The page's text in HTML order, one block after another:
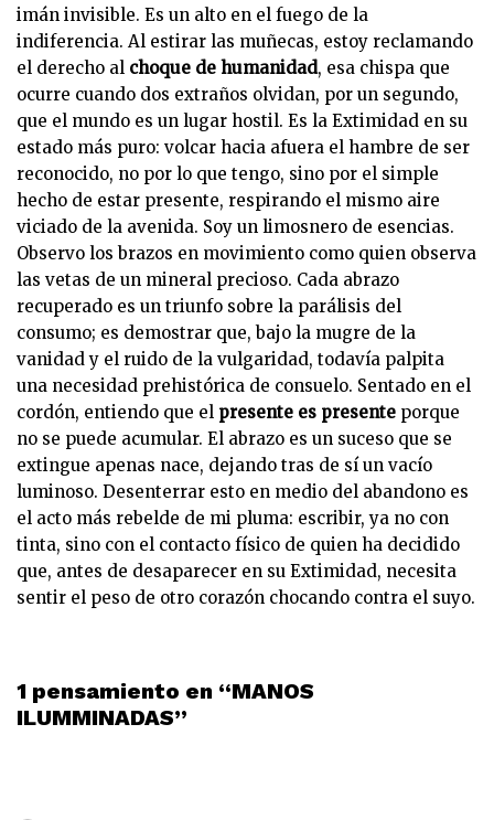
imán invisible. Es un alto en el fuego de la
indiferencia. Al estirar las muñecas, estoy reclamando
el derecho al choque de humanidad, esa chispa que
ocurre cuando dos extraños olvidan, por un segundo,
que el mundo es un lugar hostil. Es la Extimidad en su
estado más puro: volcar hacia afuera el hambre de ser
reconocido, no por lo que tengo, sino por el simple
hecho de estar presente, respirando el mismo aire
viciado de la avenida. Soy un limosnero de esencias.
Observo los brazos en movimiento como quien observa
las vetas de un mineral precioso. Cada abrazo
recuperado es un triunfo sobre la parálisis del
consumo; es demostrar que, bajo la mugre de la
vanidad y el ruido de la vulgaridad, todavía palpita
una necesidad prehistórica de consuelo. Sentado en el
cordón, entiendo que el presente es presente porque
no se puede acumular. El abrazo es un suceso que se
extingue apenas nace, dejando tras de sí un vacío
luminoso. Desenterrar esto en medio del abandono es
el acto más rebelde de mi pluma: escribir, ya no con
tinta, sino con el contacto físico de quien ha decidido
que, antes de desaparecer en su Extimidad, necesita
sentir el peso de otro corazón chocando contra el suyo.
1 pensamiento en “MANOS
ILUMMINADAS”